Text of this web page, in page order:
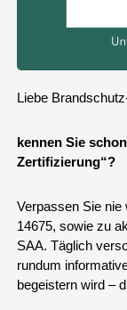
Liebe
kennen Sie
Zertifizierung“?
Verpassen Sie nie
14675, sowie zu
SAA. Täglich
rundum
begeistern wird –